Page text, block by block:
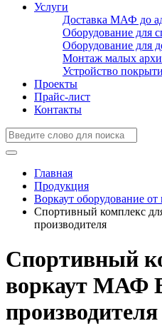
Услуги
Доставка МАФ до
Оборудование для
Оборудование для
Монтаж малых
Устройство
Проекты
Прайс-лист
Контакты
Главная
Продукция
Воркаут оборудование от
Спортивный комплекс
производителя
Спортивный
воркаут МАФ
производителя